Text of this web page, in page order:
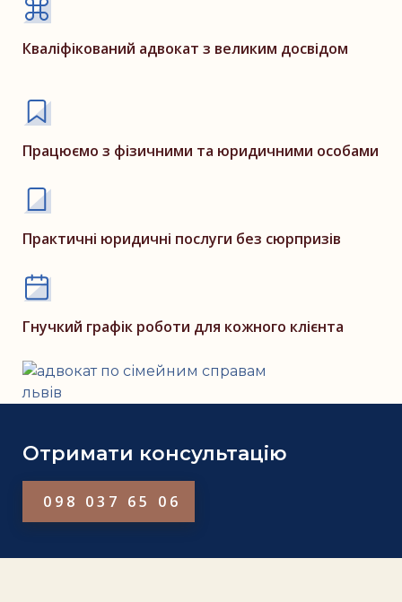
Кваліфікований адвокат з великим досвідом
Працюємо з фізичними та юридичними особами
Практичні юридичні послуги без сюрпризів
Гнучкий графік роботи для кожного клієнта
Отримати консультацію
098 037 65 06